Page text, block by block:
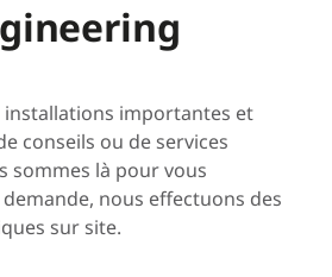
installations importantes et
conseils ou de services
sommes là pour vous
nous effectuons des
sur site.